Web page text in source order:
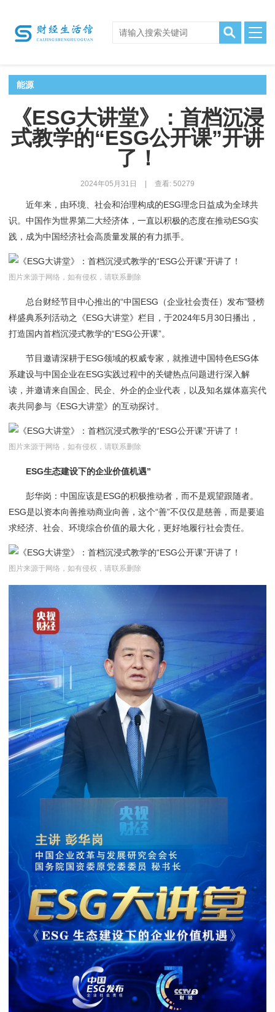
能源
《ESG大讲堂》：首档沉浸
式教学的“ESG公开课”开讲
了！
2024年05月31日 查看: 50279
近年来，由环境、社会和治理构成的ESG理念日益成为全球共
识。中国作为世界第二大经济体，一直以积极的态度在推动ESG实
践，成为中国经济社会高质量发展的有力抓手。
图片来源于网络，如有侵权，请联系删除
总台财经节目中心推出的“中国ESG（企业社会责任）发布”暨榜
样盛典系列活动之《ESG大讲堂》栏目，于2024年5月30日播出，
打造国内首档沉浸式教学的“ESG公开课”。
节目邀请深耕于ESG领域的权威专家，就推进中国特色ESG体
系建设与中国企业在ESG实践过程中的关键热点问题进行深入解
读，并邀请来自国企、民企、外企的企业代表，以及知名媒体嘉宾代
表共同参与《ESG大讲堂》的互动探讨。
图片来源于网络，如有侵权，请联系删除
ESG生态建设下的企业价值机遇”
彭华岗：中国应该是ESG的积极推动者，而不是观望跟随者。
ESG是以资本向善推动商业向善，这个“善”不仅仅是慈善，而是要追
求经济、社会、环境综合价值的最大化，更好地履行社会责任。
图片来源于网络，如有侵权，请联系删除